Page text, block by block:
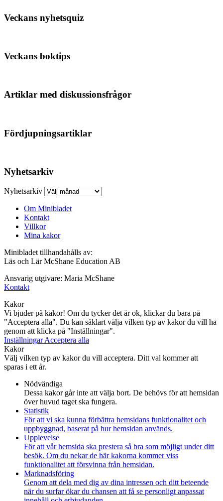
Veckans nyhetsquiz
Veckans boktips
Artiklar med diskussionsfrågor
Fördjupningsartiklar
Nyhetsarkiv
Nyhetsarkiv
Om Minibladet
Kontakt
Villkor
Mina kakor
Minibladet tillhandahålls av:
Läs och Lär McShane Education AB
Ansvarig utgivare: Maria McShane
Kontakt
Kakor
Vi bjuder på kakor! Om du tycker det är ok, klickar du bara på
"Acceptera alla". Du kan såklart välja vilken typ av kakor du vill ha
genom att klicka på "Inställningar".
InställningarAcceptera alla
Kakor
Välj vilken typ av kakor du vill acceptera. Ditt val kommer att
sparas i ett år.
Nödvändiga
Dessa kakor går inte att välja bort. De behövs för att hemsidan
över huvud taget ska fungera.
Statistik
För att vi ska kunna förbättra hemsidans funktionalitet och
uppbyggnad, baserat på hur hemsidan används.
Upplevelse
För att vår hemsida ska prestera så bra som möjligt under ditt
besök. Om du nekar de här kakorna kommer viss
funktionalitet att försvinna från hemsidan.
Marknadsföring
Genom att dela med dig av dina intressen och ditt beteende
när du surfar ökar du chansen att få se personligt anpassat